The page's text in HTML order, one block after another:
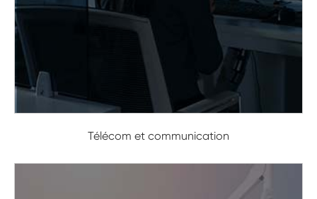
Télécom et communication